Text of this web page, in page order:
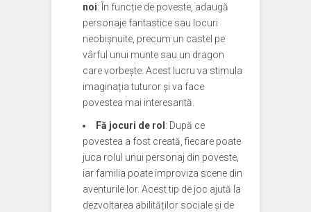
noi: În funcție de poveste, adaugă
personaje fantastice sau locuri
neobișnuite, precum un castel pe
vârful unui munte sau un dragon
care vorbește. Acest lucru va stimula
imaginația tuturor și va face
povestea mai interesantă.
Fă jocuri de rol : După ce
povestea a fost creată, fiecare poate
juca rolul unui personaj din poveste,
iar familia poate improviza scene din
aventurile lor. Acest tip de joc ajută la
dezvoltarea abilităților sociale și de